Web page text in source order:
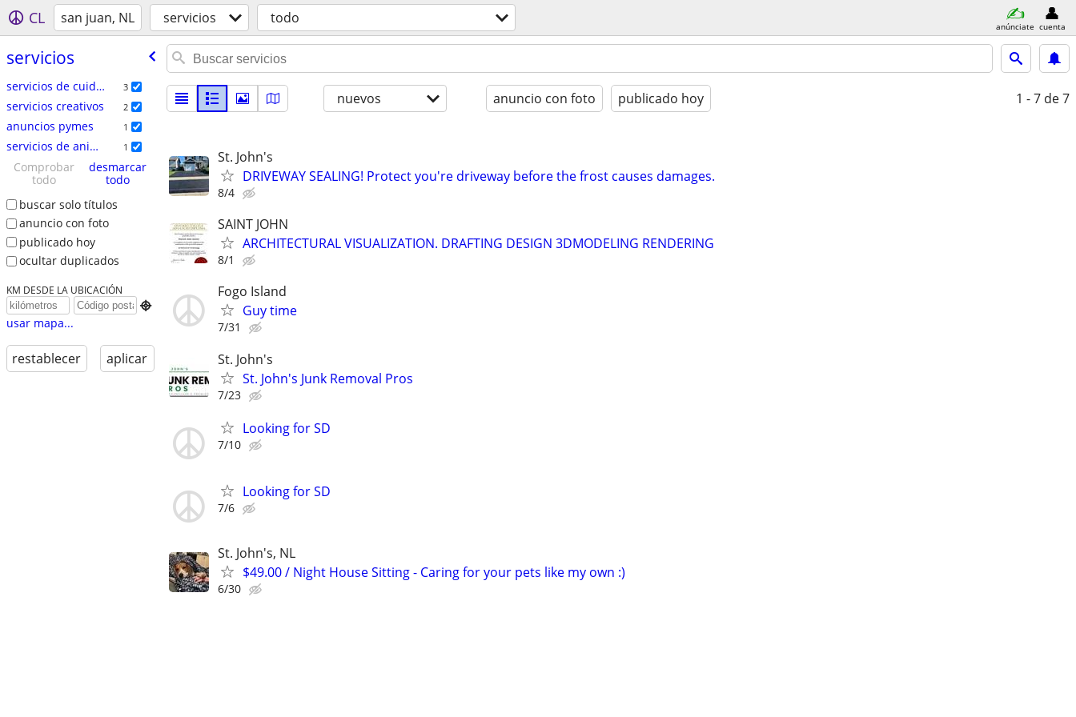
CL san juan, NL servicios todo anúnciate cuenta
servicios
servicios de cuidado del hogar 3
servicios creativos 2
anuncios pymes 1
servicios de animales 1
Comprobar
todo
desmarcar
todo
buscar solo títulos
anuncio con foto
publicado hoy
ocultar duplicados
KM DESDE LA UBICACIÓN

usar mapa...
restablecer aplicar
nuevos anuncio con foto publicado hoy 1 - 7 de 7
St. John's
DRIVEWAY SEALING! Protect you're driveway before the frost causes damages.
8/4
SAINT JOHN
ARCHITECTURAL VISUALIZATION. DRAFTING DESIGN 3DMODELING RENDERING
8/1
Fogo Island
Guy time
7/31
St. John's
St. John's Junk Removal Pros
7/23
Looking for SD
7/10
Looking for SD
7/6
St. John's, NL
$49.00 / Night House Sitting - Caring for your pets like my own :)
6/30